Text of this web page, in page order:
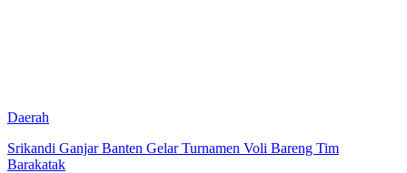
Daerah
Srikandi Ganjar Banten Gelar Turnamen Voli Bareng Tim
Barakatak